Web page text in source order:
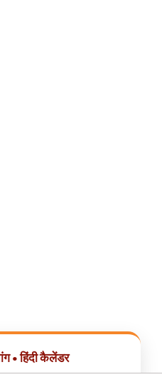
• हिंदी कैलेंडर